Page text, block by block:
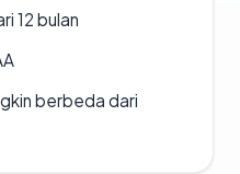
12 bulan
berbeda dari